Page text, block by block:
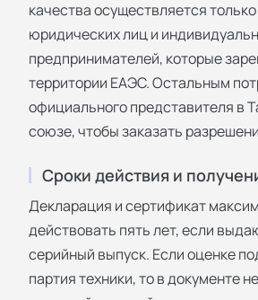
качества осуществляется
юридических лиц и
предпринимателей, которые
территории ЕАЭС. Остальным
официального представителя в
союзе, чтобы заказать
Сроки действия и
Декларация и сертификат
действовать пять лет, если
серийный выпуск. Если оценке
партия техники, то в документе